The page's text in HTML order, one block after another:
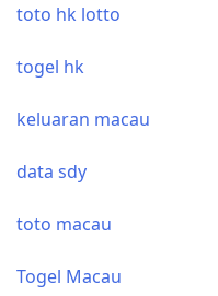
toto hk lotto
togel hk
keluaran macau
data sdy
toto macau
Togel Macau